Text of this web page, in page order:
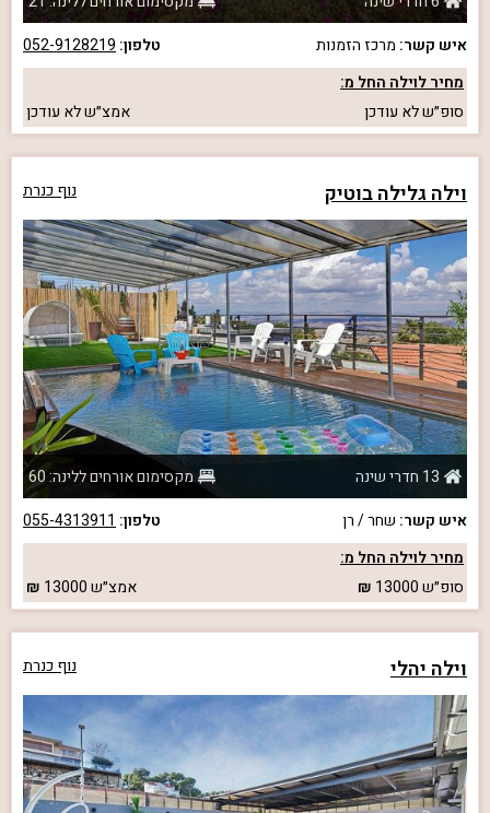
איש קשר: מרכז הזמנות טלפון: 052-9128219
מחיר לוילה החל מ:
סופ״שלא עודכן אמצ״שלא עודכן
וילה גלילה בוטיק נוף כנרת
13 חדרי שינה
מקסימום אורחים ללינה: 60
איש קשר: שחר / רן טלפון: 055-4313911
מחיר לוילה החל מ:
סופ״ש13000 אמצ״ש13000
וילה יהלי נוף כנרת